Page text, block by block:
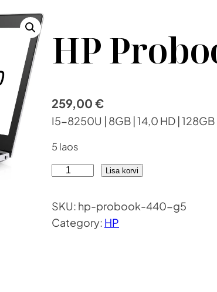
HP
259,00 €
I5-8250U | 8GB | 14,0 HD |
5 laos
P
r
Lisa korvi
SKU: hp-probook-440-g5
Category: HP